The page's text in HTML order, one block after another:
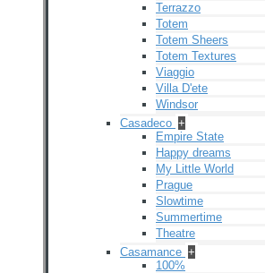
Terrazzo
Totem
Totem Sheers
Totem Textures
Viaggio
Villa D'ete
Windsor
Casadeco +
Empire State
Happy dreams
My Little World
Prague
Slowtime
Summertime
Theatre
Casamance +
100%